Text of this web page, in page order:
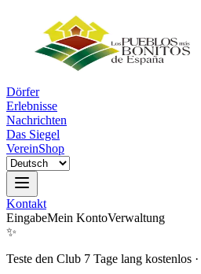
Dörfer
Erlebnisse
Nachrichten
Das Siegel
VereinShop
Kontakt
EingabeMein KontoVerwaltung
✨
Teste den Club 7 Tage lang kostenlos ·